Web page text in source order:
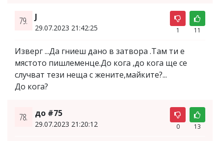
79. J
29.07.2023 21:42:25 1 11
Изверг ...Да гниеш дано в затвора .Там ти е
мястото пишлеменце.До кога ,до кога ще се
случват тези неща с жените,майките?...
До кога?
78. до #75
29.07.2023 21:20:12 0 13